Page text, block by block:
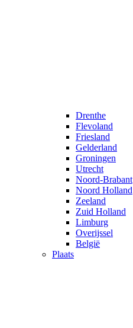
Drenthe
Flevoland
Friesland
Gelderland
Groningen
Utrecht
Noord-Brabant
Noord Holland
Zeeland
Zuid Holland
Limburg
Overijssel
België
Plaats